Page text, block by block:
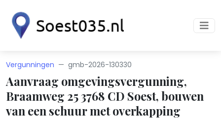
Vergunningen gmb-2026-130330
Aanvraag omgevingsvergunning,
Braamweg 25 3768 CD Soest, bouwen
van een schuur met overkapping